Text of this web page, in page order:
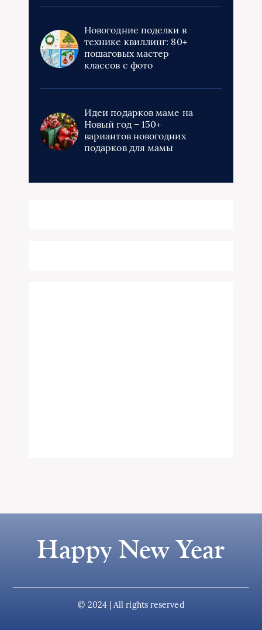
Новогодние поделки в
технике квиллинг: 80+
пошаговых мастер
классов с фото
Идеи подарков маме на
Новый год – 150+
вариантов новогодних
подарков для мамы
Happy New Year
© 2024 | All rights reserved